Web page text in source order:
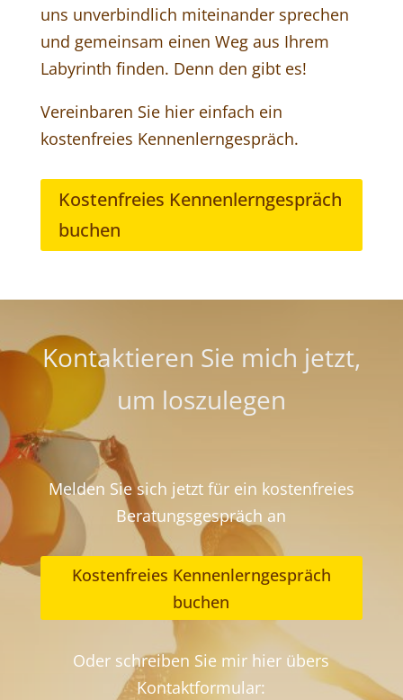
uns unverbindlich miteinander sprechen
und gemeinsam einen Weg aus Ihrem
Labyrinth finden. Denn den gibt es!
Vereinbaren Sie hier einfach ein
kostenfreies Kennenlerngespräch.
Kostenfreies Kennenlerngespräch
buchen
Kontaktieren Sie mich jetzt,
um loszulegen
Melden Sie sich jetzt für ein kostenfreies
Beratungsgespräch an
Kostenfreies Kennenlerngespräch
buchen
Oder schreiben Sie mir hier übers
Kontaktformular: